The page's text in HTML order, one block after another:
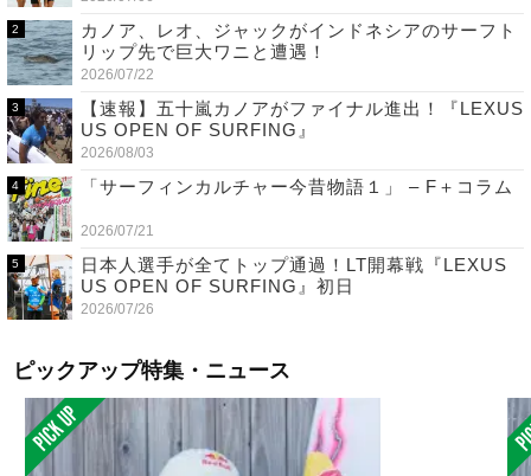
カノア、レオ、ジャックがインドネシアのサーフト
リップ先で巨大ワニと遭遇！
2026/07/22
【速報】五十嵐カノアがファイナル進出！『LEXUS
US OPEN OF SURFING』
2026/08/03
「サーフィンカルチャー今昔物語１」 – F＋コラム
2026/07/21
日本人選手が全てトップ通過！LT開幕戦『LEXUS
US OPEN OF SURFING』初日
2026/07/26
ピックアップ特集・ニュース